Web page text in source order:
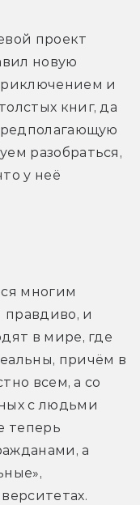
проект
новую
и
книг, да
разобраться,
у неё
многим
правдиво, и
в мире, где
причём в
всем, а со
с людьми
теперь
а